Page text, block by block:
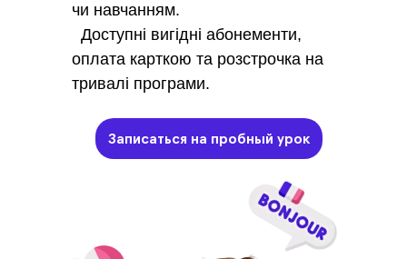
Записаться на пробный урок
чи навчанням.
Доступні вигідні абонементи,
оплата карткою та розстрочка на
тривалі програми.